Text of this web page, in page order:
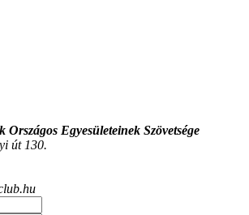
Országos Egyesületeinek Szövetsége
út 130.